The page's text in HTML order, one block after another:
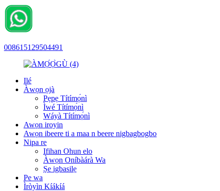
008615129504491
Ilé
Àwọn ọjà
Pẹpẹ Títímọ́nì
Ìwé Títímọ́nì
Wáyà Títímọ́nì
Awọn iroyin
Awọn ibeere ti a maa n beere nigbagbogbo
Nipa re
Ifihan Ohun elo
Àwọn Oníbàárà Wa
Ṣe igbasilẹ
Pe wa
Ìròyìn Kíákíá